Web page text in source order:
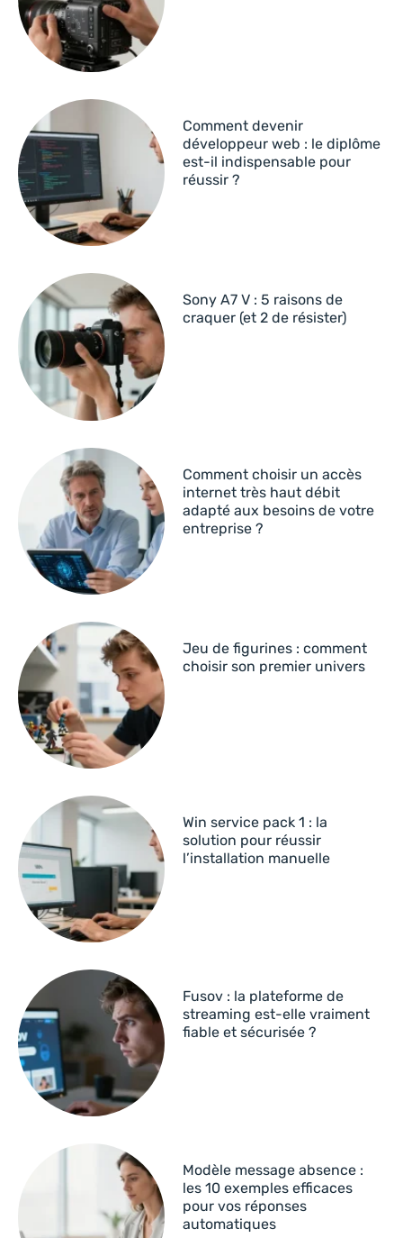
Comment devenir
développeur web : le diplôme
est-il indispensable pour
réussir ?
Sony A7 V : 5 raisons de
craquer (et 2 de résister)
Comment choisir un accès
internet très haut débit
adapté aux besoins de votre
entreprise ?
Jeu de figurines : comment
choisir son premier univers
Win service pack 1 : la
solution pour réussir
l’installation manuelle
Fusov : la plateforme de
streaming est-elle vraiment
fiable et sécurisée ?
Modèle message absence :
les 10 exemples efficaces
pour vos réponses
automatiques